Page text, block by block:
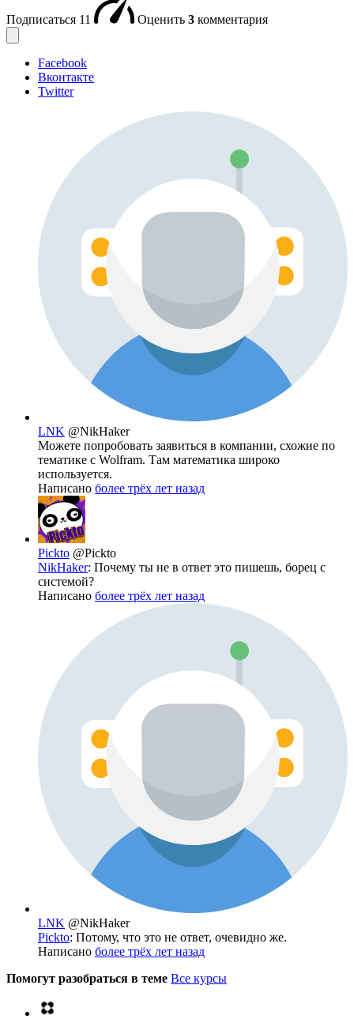
Подписаться 11 Оценить 3 комментария
Facebook
Вконтакте
Twitter
LNK @NikHaker
Можете попробовать заявиться в компании, схожие по
тематике с Wolfram. Там математика широко
используется.
Написано более трёх лет назад
Pickto @Pickto
NikHaker: Почему ты не в ответ это пишешь, борец с
системой?
Написано более трёх лет назад
LNK @NikHaker
Pickto: Потому, что это не ответ, очевидно же.
Написано более трёх лет назад
Помогут разобраться в теме Все курсы